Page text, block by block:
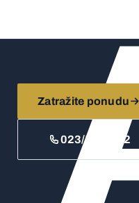
Zatražite ponudu
023/777-902